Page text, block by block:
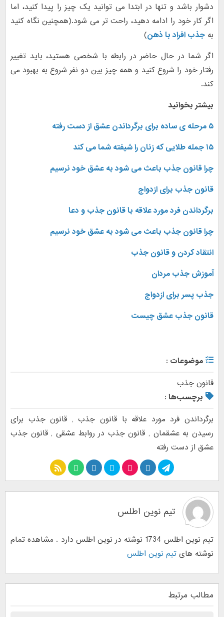
دشوار باشد و تنها در ابتدا می توانید یک چیز را پیدا کنید، اما
اگر کار خود را ادامه دهید، راحت تر می شود.(همچنین نگاه کنید
به جذب افراد با ذهن)
اگر شما در حال حاضر در رابطه با شخصی هستید، باید تغییر
رفتار خود را شروع کنید و همه چیز بین دو نفر شروع به بهبود می
کند.
بیشتر بخوانید
۵ مرحله ی ساده برای برگرداندن عشق از دست رفته
۱۵ جمله طلایی که زنان را شیفته شما می کند
چرا قانون جذب باعث می شود به عشق خود نرسیم
قانون جذب برای ازدواج
برگرداندن فرد مورد علاقه با قانون جذب و دعا
چرا قانون جذب باعث می شود به عشق خود نرسیم
انتقاد کردن و قانون جذب
آموزش جذب مردان
جذب پسر برای ازدواج
قانون جذب عشق چیست
موضوعات :
قانون جذب
برچسب‌ها :
برگرداندن فرد مورد علاقه با قانون جذب, قانون جذب برای
رسیدن به عشقمان , قانون جذب در روابط عشقی ,قانون جذب
عشق از دست رفته
تیم نوین اطلس
تیم نوین اطلس 1734 نوشته در نوین اطلس دارد . مشاهده تمام
نوشته های تیم نوین اطلس
مطالب مرتبط